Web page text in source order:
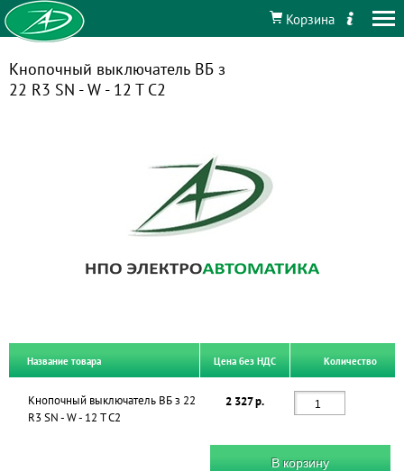
Корзина
Кнопочный выключатель ВБ з
22 R3 SN - W - 12 T C2
Название товара Цена без НДС Количество
Кнопочный выключатель ВБ з 22
R3 SN - W - 12 T C2
2 327 р.
В корзину